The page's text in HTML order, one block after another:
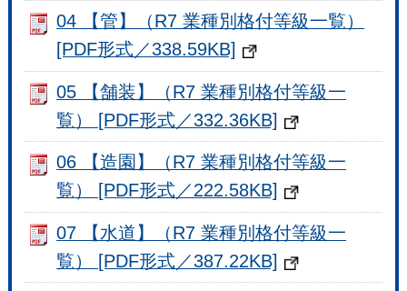
04 【管】（R7 業種別格付等級一覧）
[PDF形式／338.59KB]
05 【舗装】（R7 業種別格付等級一
覧） [PDF形式／332.36KB]
06 【造園】（R7 業種別格付等級一
覧） [PDF形式／222.58KB]
07 【水道】（R7 業種別格付等級一
覧） [PDF形式／387.22KB]